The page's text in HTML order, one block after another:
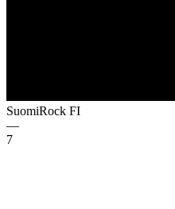
SuomiRock FI
—
7